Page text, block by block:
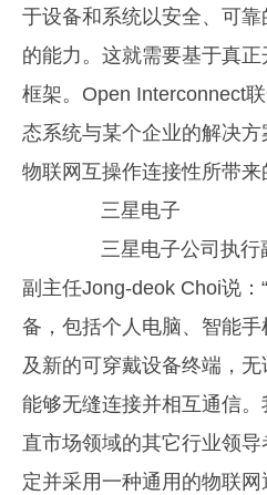
于设备和系统以安全、可
的能力。这就需要基于真
框架。Open Interconnect
态系统与某个企业的解决
物联网互操作连接性所带来
三星电子
三星电子公司执行
副主任Jong-deok Choi说
备，包括个人电脑、智能
及新的可穿戴设备终端，
能够无缝连接并相互通信
直市场领域的其它行业领
定并采用一种通用的物联网